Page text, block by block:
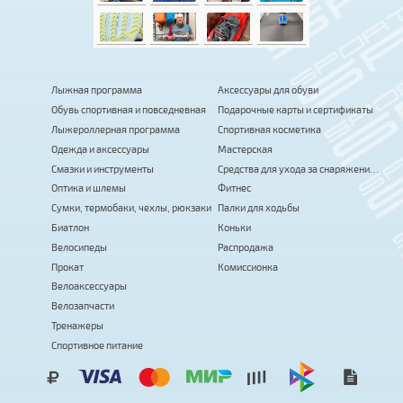
Лыжная программа
Обувь спортивная и повседневная
Лыжероллерная программа
Одежда и аксессуары
Смазки и инструменты
Оптика и шлемы
Сумки, термобаки, чехлы, рюкзаки
Биатлон
Велосипеды
Прокат
Велоаксессуары
Велозапчасти
Тренажеры
Спортивное питание
Аксессуары для обуви
Подарочные карты и сертификаты
Спортивная косметика
Мастерская
Средства для ухода за снаряжением
Фитнес
Палки для ходьбы
Коньки
Распродажа
Комиссионка